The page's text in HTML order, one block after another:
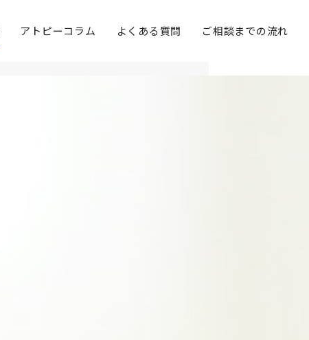
アトピーコラム よくある質問 ご相談までの流れ